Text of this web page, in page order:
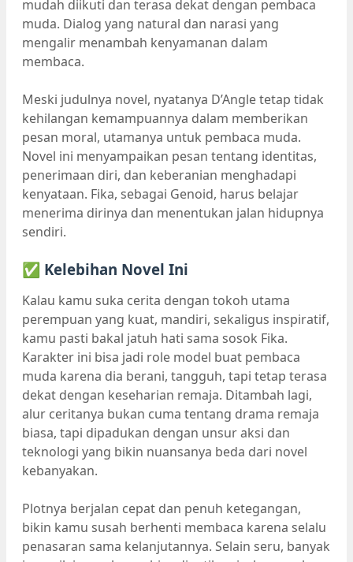
mudah diikuti dan terasa dekat dengan pembaca
muda. Dialog yang natural dan narasi yang
mengalir menambah kenyamanan dalam
membaca.
Meski judulnya novel, nyatanya D’Angle tetap tidak
kehilangan kemampuannya dalam memberikan
pesan moral, utamanya untuk pembaca muda.
Novel ini menyampaikan pesan tentang identitas,
penerimaan diri, dan keberanian menghadapi
kenyataan. Fika, sebagai Genoid, harus belajar
menerima dirinya dan menentukan jalan hidupnya
sendiri.
✅ Kelebihan Novel Ini
Kalau kamu suka cerita dengan tokoh utama
perempuan yang kuat, mandiri, sekaligus inspiratif,
kamu pasti bakal jatuh hati sama sosok Fika.
Karakter ini bisa jadi role model buat pembaca
muda karena dia berani, tangguh, tapi tetap terasa
dekat dengan keseharian remaja. Ditambah lagi,
alur ceritanya bukan cuma tentang drama remaja
biasa, tapi dipadukan dengan unsur aksi dan
teknologi yang bikin nuansanya beda dari novel
kebanyakan.
Plotnya berjalan cepat dan penuh ketegangan,
bikin kamu susah berhenti membaca karena selalu
penasaran sama kelanjutannya. Selain seru, banyak